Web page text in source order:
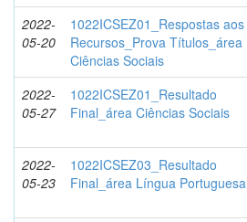
2022-
05-20
1022ICSEZ01_Respostas aos
Recursos_Prova Títulos_área
Ciências Sociais
2022-
05-27
1022ICSEZ01_Resultado
Final_área Ciências Sociais
2022-
05-23
1022ICSEZ03_Resultado
Final_área Língua Portuguesa